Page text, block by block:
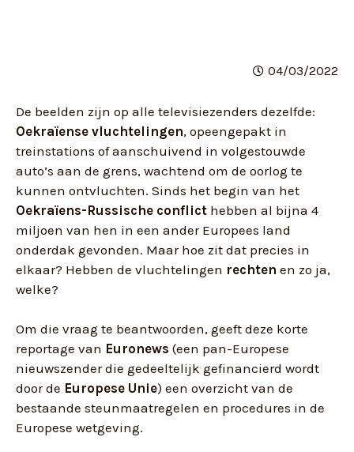
04/03/2022
De beelden zijn op alle televisiezenders dezelfde:
Oekraïense vluchtelingen, opeengepakt in
treinstations of aanschuivend in volgestouwde
auto’s aan de grens, wachtend om de oorlog te
kunnen ontvluchten. Sinds het begin van het
Oekraïens-Russische conflict hebben al bijna 4
miljoen van hen in een ander Europees land
onderdak gevonden. Maar hoe zit dat precies in
elkaar? Hebben de vluchtelingen rechten en zo ja,
welke?
Om die vraag te beantwoorden, geeft deze korte
reportage van Euronews (een pan-Europese
nieuwszender die gedeeltelijk gefinancierd wordt
door de Europese Unie) een overzicht van de
bestaande steunmaatregelen en procedures in de
Europese wetgeving.